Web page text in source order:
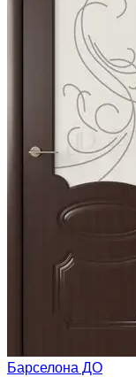
Барселона ДО